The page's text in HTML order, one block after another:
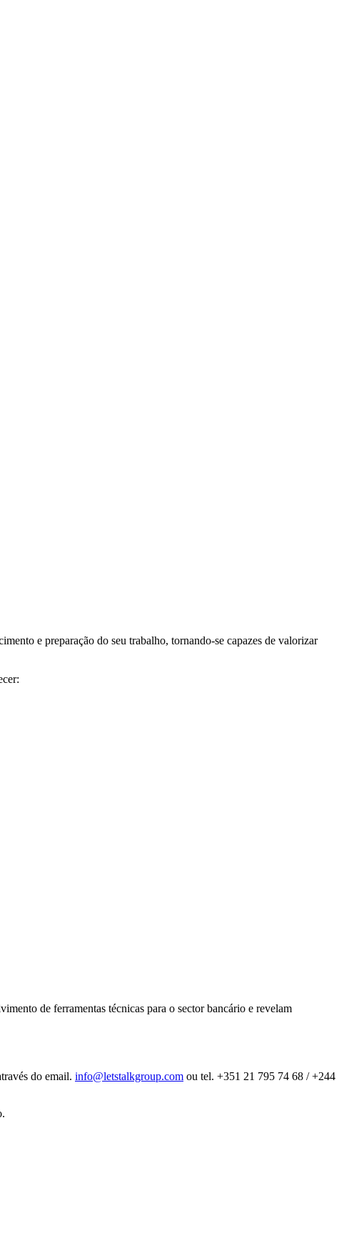
e preparação do seu trabalho, tornando-se capazes de valorizar
de ferramentas técnicas para o sector bancário e revelam
do email. info@letstalkgroup.com ou tel. +351 21 795 74 68 / +244